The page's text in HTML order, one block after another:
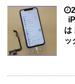
は
ッ